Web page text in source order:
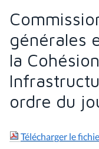
générales
la
ordre du
Télécharger le